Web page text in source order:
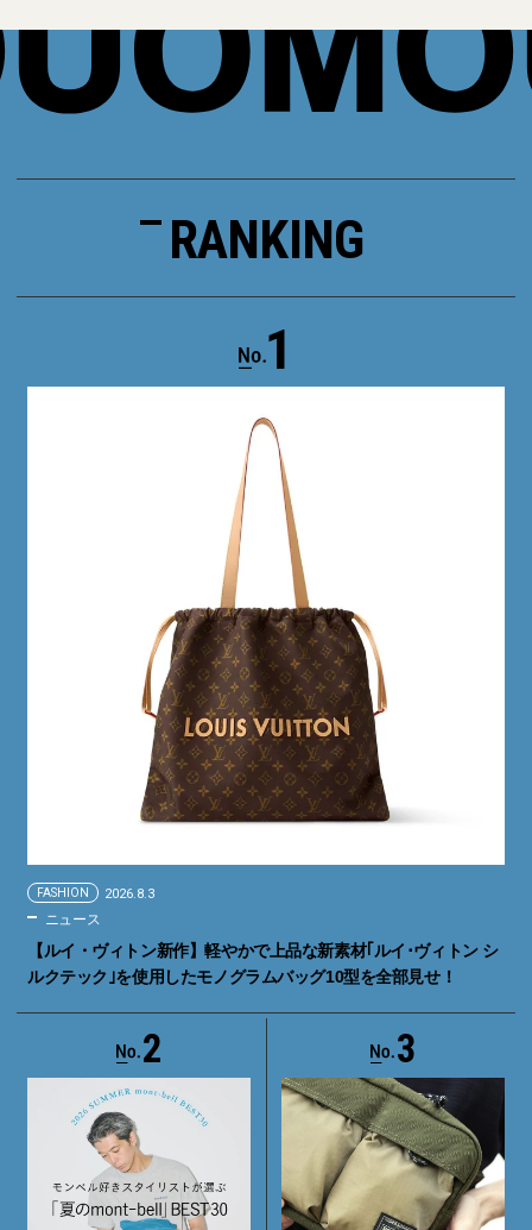
RANKING
1
FASHION 2026.8.3
ニュース
【ルイ・ヴィトン新作】軽やかで上品な新素材｢ルイ･ヴィトン シ
ルクテック｣を使用したモノグラムバッグ10型を全部見せ！
2 3